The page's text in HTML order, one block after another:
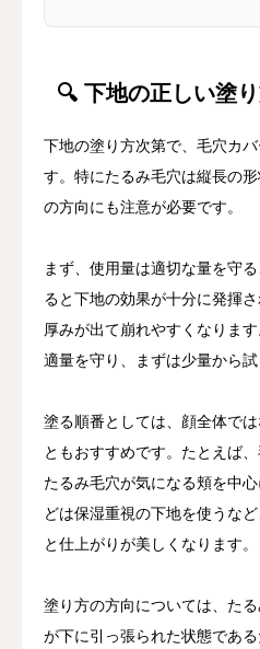
🔍 下地の正しい塗
下地の塗り方次第で、毛穴カ
す。特にたるみ毛穴は縦長の
の方向にも注意が必要です。
まず、使用量は適切な量を守
ると下地の効果が十分に発揮
厚みが出て崩れやすくなりま
適量を守り、まずは少量から試
塗る順番としては、顔全体で
ともおすすめです。たとえば
たるみ毛穴が気になる頬を中
どは保湿重視の下地を使うな
と仕上がりが美しくなります。
塗り方の方向については、た
が下に引っ張られた状態である